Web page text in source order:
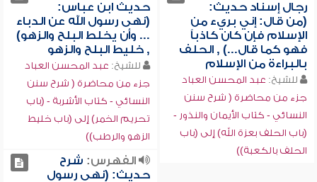
رجال إسناد حديث:
(من قال: إني بريء من
الإسلام فإن كان كاذباً
فهو كما قال...) , الحلف
بالبراءة من الإسلام
للشيخ: عبد المحسن العباد
جزء من محاضرة ( شرح سنن
النسائي - كتاب الأيمان والنذور -
(باب الحلف بعزة الله) إلى (باب
الحلف بالكعبة))
حديث ابن عباس:
(نهى رسول الله عن الدباء
... وأن يخلط البلح والزهو)
, خليط البلح والزهو
للشيخ: عبد المحسن العباد
جزء من محاضرة ( شرح سنن
النسائي - كتاب الأشربة - (باب
تحريم الخمر) إلى (باب خليط
الزهو والرطب))
الفهرس: شرح
حديث: (نهى رسول